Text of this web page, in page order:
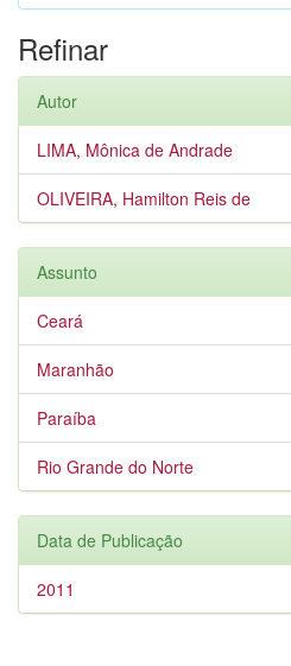
Refinar
Autor
LIMA, Mônica de Andrade
OLIVEIRA, Hamilton Reis de
Assunto
Ceará
Maranhão
Paraíba
Rio Grande do Norte
Data de Publicação
2011